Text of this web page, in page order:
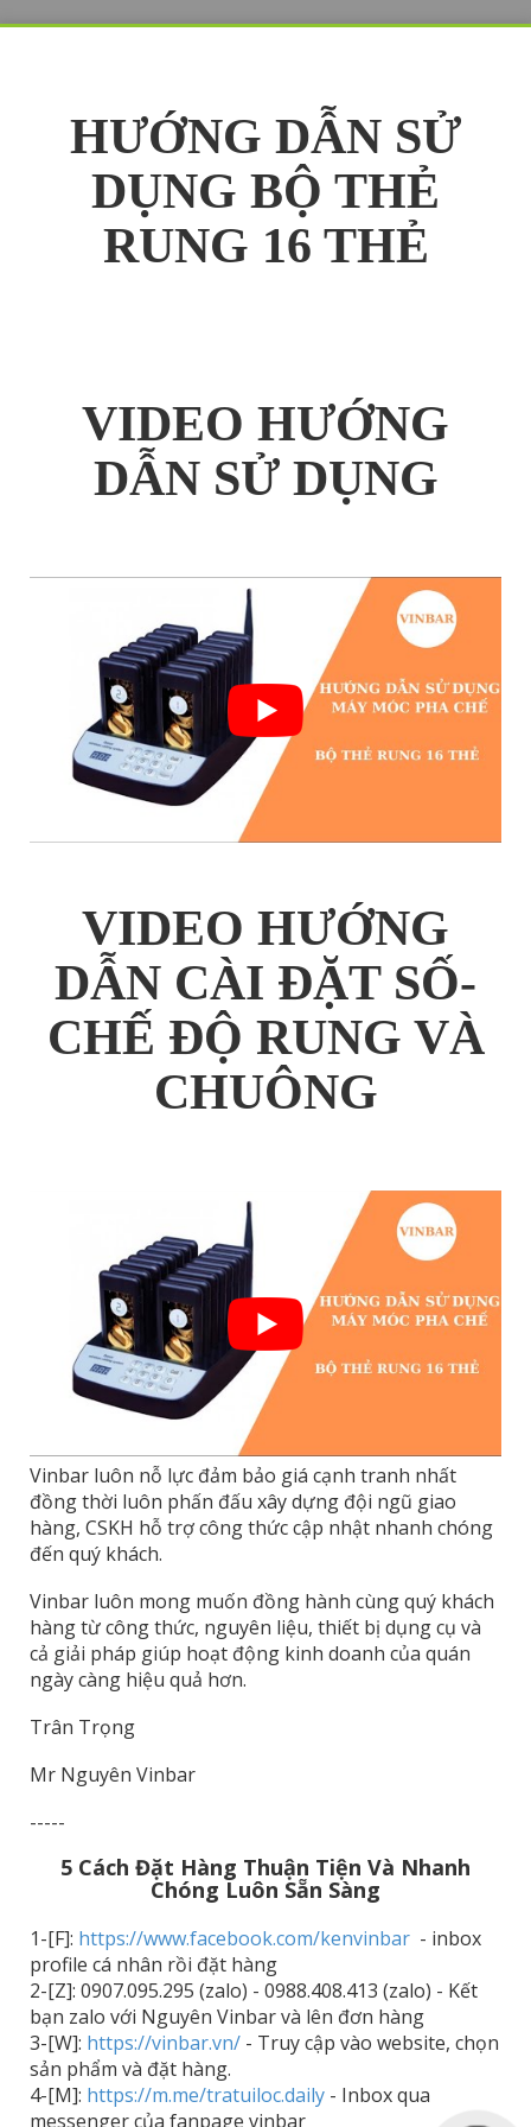
HƯỚNG DẪN SỬ
DỤNG BỘ THẺ
RUNG 16 THẺ
VIDEO HƯỚNG
DẪN SỬ DỤNG
VIDEO HƯỚNG
DẪN CÀI ĐẶT SỐ-
CHẾ ĐỘ RUNG VÀ
CHUÔNG
Vinbar luôn nỗ lực đảm bảo giá cạnh tranh nhất
đồng thời luôn phấn đấu xây dựng đội ngũ giao
hàng, CSKH hỗ trợ công thức cập nhật nhanh chóng
đến quý khách.
Vinbar luôn mong muốn đồng hành cùng quý khách
hàng từ công thức, nguyên liệu, thiết bị dụng cụ và
cả giải pháp giúp hoạt động kinh doanh của quán
ngày càng hiệu quả hơn.
Trân Trọng
Mr Nguyên Vinbar
-----
5 Cách Đặt Hàng Thuận Tiện Và Nhanh
Chóng Luôn Sẵn Sàng
1-[F]: https://www.facebook.com/kenvinbar - inbox
profile cá nhân rồi đặt hàng
2-[Z]: 0907.095.295 (zalo) - 0988.408.413 (zalo) - Kết
bạn zalo với Nguyên Vinbar và lên đơn hàng
3-[W]: https://vinbar.vn/ - Truy cập vào website, chọn
sản phẩm và đặt hàng.
4-[M]: https://m.me/tratuiloc.daily - Inbox qua
messenger của fanpage vinbar